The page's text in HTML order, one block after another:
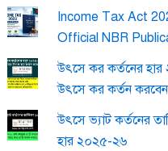
Income Tax Act
Official NBR
উৎসে কর কর্তনের
উৎসে কর কর্তন
উৎসে ভ্যাট কর্তনের
হার ২০২৫-২৬